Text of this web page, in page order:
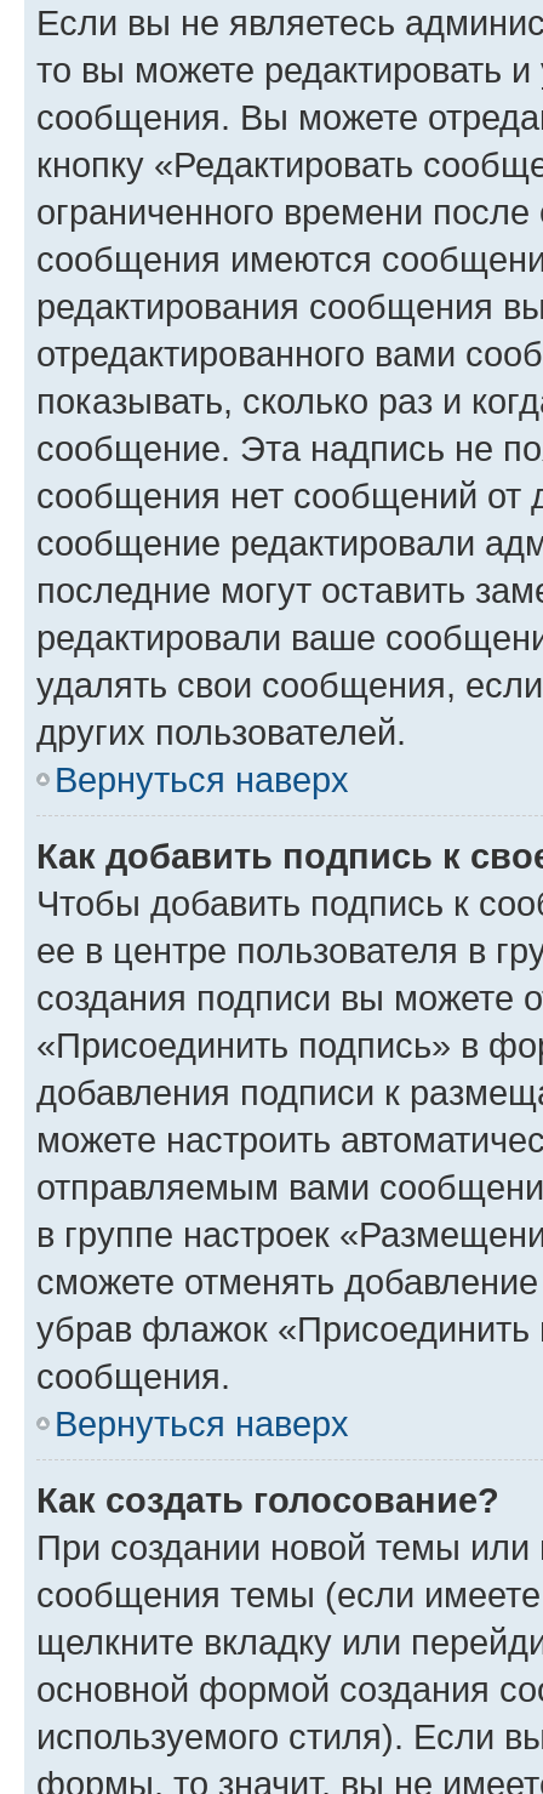
Если вы не являетесь
то вы можете редактировать
сообщения. Вы можете
кнопку «Редактировать
ограниченного времени
сообщения имеются
редактирования сообщения
отредактированного вами
показывать, сколько раз и
сообщение. Эта надпись не
сообщения нет сообщений от
сообщение редактировали
последние могут оставить
редактировали ваше
удалять свои сообщения,
других пользователей.
Вернуться наверх
Как добавить подпись к
Чтобы добавить подпись к
ее в центре пользователя в
создания подписи вы можете
«Присоединить подпись» в
добавления подписи к
можете настроить
отправляемым вами
в группе настроек
сможете отменять
убрав флажок
сообщения.
Вернуться наверх
Как создать голосование?
При создании новой темы или
сообщения темы (если
щелкните вкладку или
основной формой создания
используемого стиля). Если
формы, то значит, вы не